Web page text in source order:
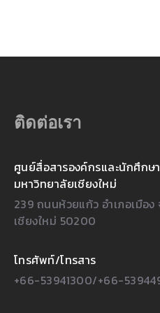
ติดต่อเรา
ศูนย์สื่อสารองค์กรและนักศึกษ
มหาวิทยาลัยเชียงใหม่
239 ถนนห้วยแก้ว อำเภอเมือง
เชียงใหม่ 50200
โทรศัพท์/โทรสาร
+66-53941300/+66-